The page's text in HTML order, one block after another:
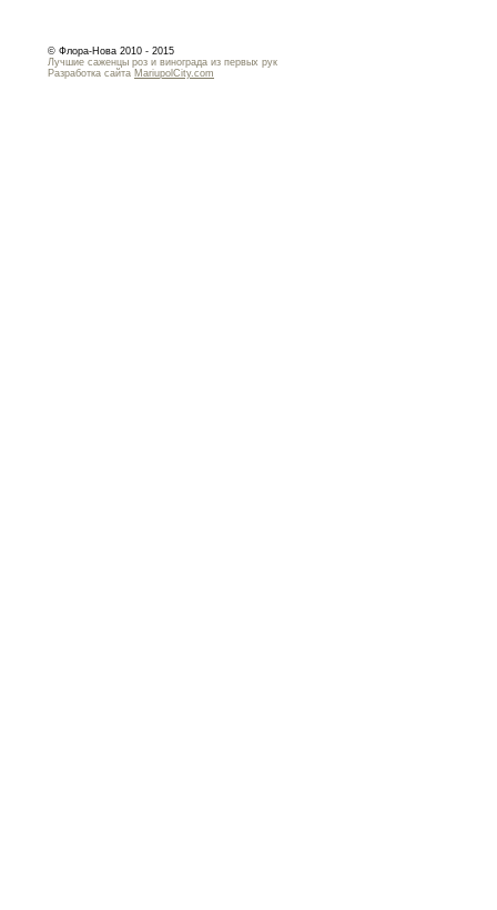
© Флора-Нова 2010 - 2015
Лучшие саженцы роз и винограда из первых рук
Разработка сайта MariupolCity.com